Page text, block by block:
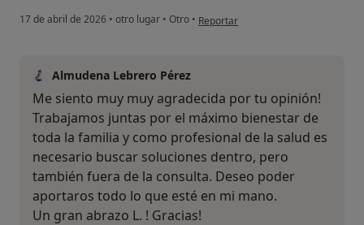
17 de abril de 2026 • otro lugar • Otro • en opinión del usuario L.M.H
Reportar
Almudena Lebrero Pérez
Me siento muy muy agradecida por tu opinión!
Trabajamos juntas por el máximo bienestar de
toda la familia y como profesional de la salud es
necesario buscar soluciones dentro, pero
también fuera de la consulta. Deseo poder
aportaros todo lo que esté en mi mano.
Un gran abrazo L. ! Gracias!